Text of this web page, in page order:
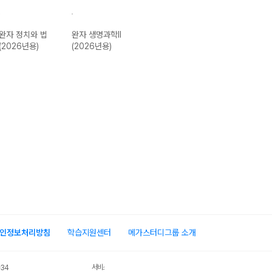
자 정치와 법
(2026년용)
완자 생명과학II
(2026년용)
정보처리방침 학습지원센터 메가스터디그룹 소개
서비스 가입사실 확인